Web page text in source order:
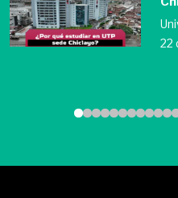
22